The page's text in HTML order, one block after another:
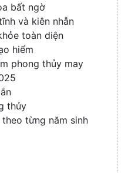
bất ngờ
và kiên nhẫn
toàn diện
hiểm
phong thủy may
thủy
từng năm sinh